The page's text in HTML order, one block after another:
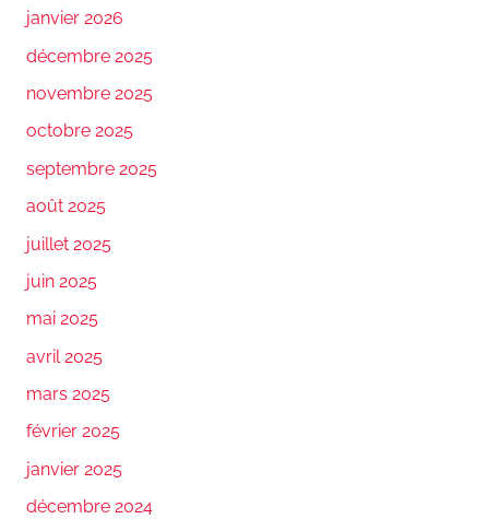
janvier 2026
décembre 2025
novembre 2025
octobre 2025
septembre 2025
août 2025
juillet 2025
juin 2025
mai 2025
avril 2025
mars 2025
février 2025
janvier 2025
décembre 2024